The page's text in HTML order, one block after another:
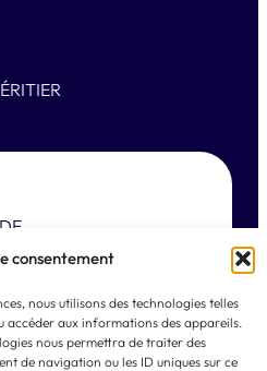
consentement
nous utilisons des technologies telles
accéder aux informations des appareils.
nous permettra de traiter des
de navigation ou les ID uniques sur ce